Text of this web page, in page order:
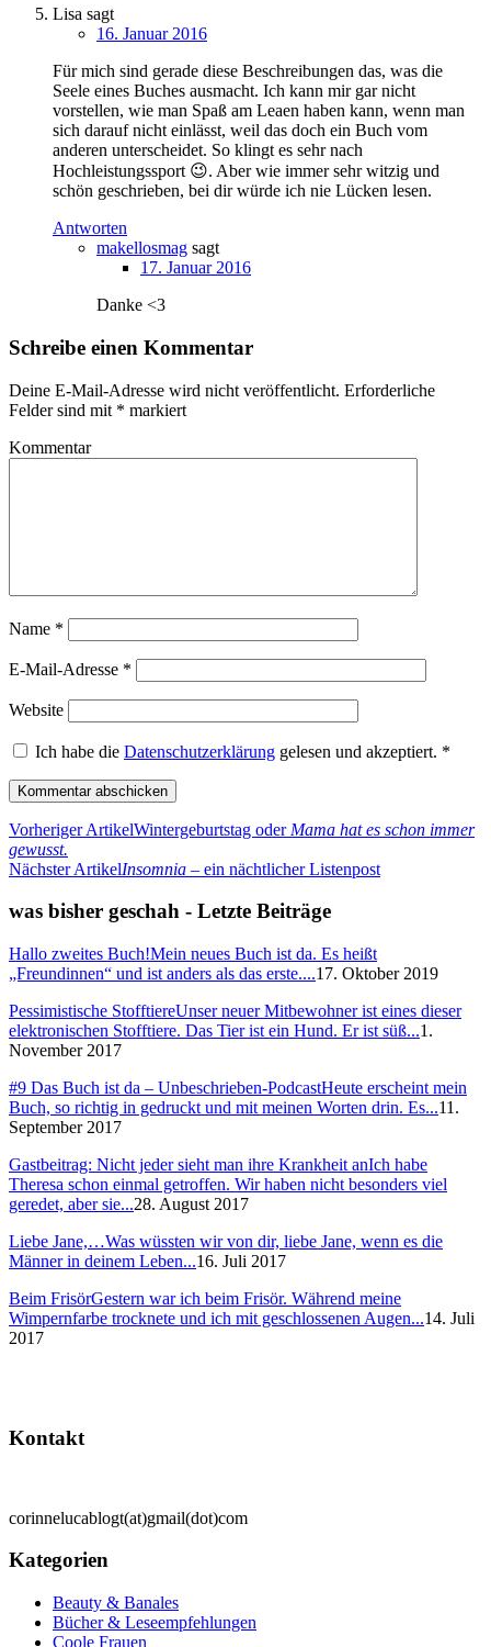
Lisa sagt
16. Januar 2016
Für mich sind gerade diese Beschreibungen das, was die
Seele eines Buches ausmacht. Ich kann mir gar nicht
vorstellen, wie man Spaß am Leaen haben kann, wenn man
sich darauf nicht einlässt, weil das doch ein Buch vom
anderen unterscheidet. So klingt es sehr nach
Hochleistungssport 😉. Aber wie immer sehr witzig und
schön geschrieben, bei dir würde ich nie Lücken lesen.
Antworten
makellosmag sagt
17. Januar 2016
Danke <3
Schreibe einen Kommentar
Deine E-Mail-Adresse wird nicht veröffentlicht. Erforderliche
Felder sind mit * markiert
Kommentar
Name *
E-Mail-Adresse *
Website
Ich habe die Datenschutzerklärung gelesen und akzeptiert. *
Vorheriger ArtikelWintergeburtstag oder Mama hat es schon immer
gewusst.
Nächster ArtikelInsomnia – ein nächtlicher Listenpost
was bisher geschah - Letzte Beiträge
Hallo zweites Buch!Mein neues Buch ist da. Es heißt
„Freundinnen“ und ist anders als das erste....17. Oktober 2019
Pessimistische StofftiereUnser neuer Mitbewohner ist eines dieser
elektronischen Stofftiere. Das Tier ist ein Hund. Er ist süß...1.
November 2017
#9 Das Buch ist da – Unbeschrieben-PodcastHeute erscheint mein
Buch, so richtig in gedruckt und mit meinen Worten drin. Es...11.
September 2017
Gastbeitrag: Nicht jeder sieht man ihre Krankheit anIch habe
Theresa schon einmal getroffen. Wir haben nicht besonders viel
geredet, aber sie...28. August 2017
Liebe Jane,…Was wüssten wir von dir, liebe Jane, wenn es die
Männer in deinem Leben...16. Juli 2017
Beim FrisörGestern war ich beim Frisör. Während meine
Wimpernfarbe trocknete und ich mit geschlossenen Augen...14. Juli
2017
Kontakt
corinnelucablogt(at)gmail(dot)com
Kategorien
Beauty & Banales
Bücher & Leseempfehlungen
Coole Frauen